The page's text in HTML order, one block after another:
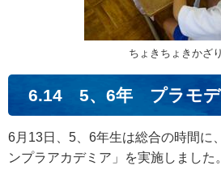
ちょきちょきかざ
6.14 5、6年 プラモデ
6月13日、5、6年生は総合の時間に
ンプラアカデミア」を実施しまし